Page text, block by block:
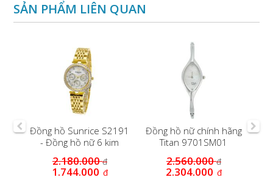
SẢN PHẨM LIÊN QUAN
Đồng hồ Sunrice S2191
- Đồng hồ nữ 6 kim
2.180.000đ
1.744.000 đ
Đồng hồ nữ chính hãng
Titan 9701SM01
2.560.000đ
2.304.000 đ